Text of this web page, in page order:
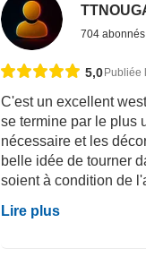
704 abonnés
5,0 Publiée
C'est un excellent
se termine par le plus
nécessaire et les
belle idée de tourner
soient à condition de
Lire plus